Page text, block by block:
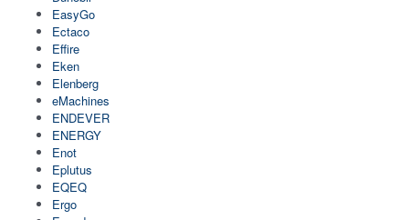
EasyGo
Ectaco
Effire
Eken
Elenberg
eMachines
ENDEVER
ENERGY
Enot
Eplutus
EQEQ
Ergo